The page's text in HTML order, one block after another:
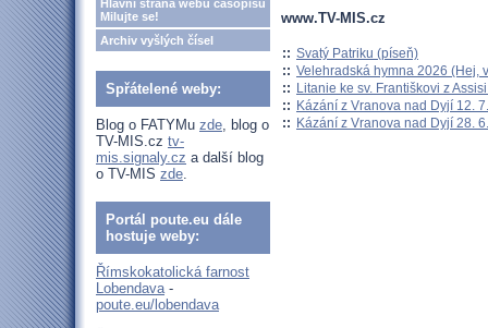
Hlavní strana webu časopisu
Milujte se!
Archiv vyšlých čísel
Spřátelené weby:
Blog o FATYMu zde, blog o
TV-MIS.cz tv-
mis.signaly.cz a další blog
o TV-MIS zde.
Portál poute.eu dále
hostuje weby:
Římskokatolická farnost
Lobendava-
poute.eu/lobendava
www.TV-MIS.cz
:: Svatý Patriku (píseň)
:: Velehradská hymna 2026 (Hej,
:: Litanie ke sv. Františkovi z
:: Kázání z Vranova nad Dyjí 12.
:: Kázání z Vranova nad Dyjí 28.